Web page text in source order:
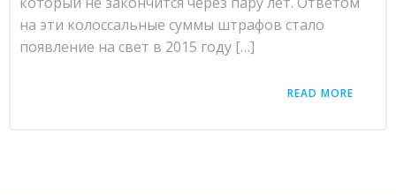
на эти колоссальные суммы штрафов стало
появление на свет в 2015 году […]
READ MORE